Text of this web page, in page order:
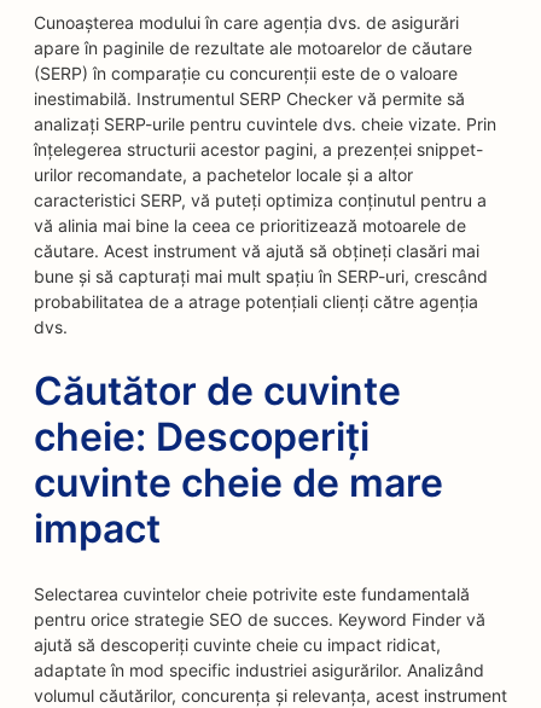
Cunoașterea modului în care agenția dvs. de asigurări
apare în paginile de rezultate ale motoarelor de căutare
(SERP) în comparație cu concurenții este de o valoare
inestimabilă. Instrumentul SERP Checker vă permite să
analizați SERP-urile pentru cuvintele dvs. cheie vizate. Prin
înțelegerea structurii acestor pagini, a prezenței snippet-
urilor recomandate, a pachetelor locale și a altor
caracteristici SERP, vă puteți optimiza conținutul pentru a
vă alinia mai bine la ceea ce prioritizează motoarele de
căutare. Acest instrument vă ajută să obțineți clasări mai
bune și să capturați mai mult spațiu în SERP-uri, crescând
probabilitatea de a atrage potențiali clienți către agenția
dvs.
Căutător de cuvinte
cheie: Descoperiți
cuvinte cheie de mare
impact
Selectarea cuvintelor cheie potrivite este fundamentală
pentru orice strategie SEO de succes. Keyword Finder vă
ajută să descoperiți cuvinte cheie cu impact ridicat,
adaptate în mod specific industriei asigurărilor. Analizând
volumul căutărilor, concurența și relevanța, acest instrument